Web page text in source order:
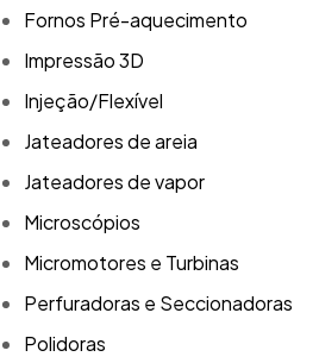
Fornos Pré-aquecimento
Impressão 3D
Injeção/Flexível
Jateadores de areia
Jateadores de vapor
Microscópios
Micromotores e Turbinas
Perfuradoras e Seccionadoras
Polidoras